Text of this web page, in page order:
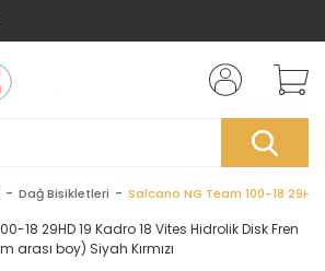
Dağ Bisikletleri Salcano NG Team 100-18 29HD